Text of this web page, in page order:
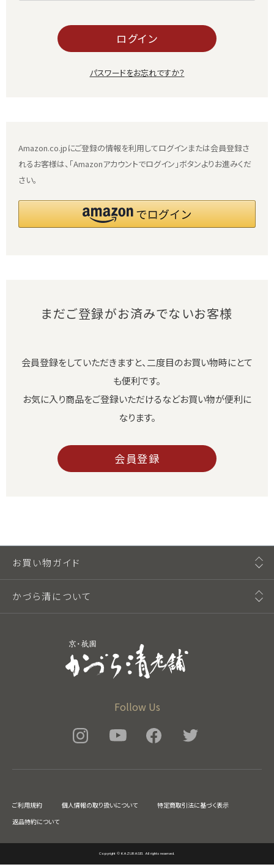
ログイン
パスワードをお忘れですか？
Amazon.co.jpにご登録の情報を利用してログインまたは会員登録さ
れるお客様は、「Amazonアカウントでログイン」ボタンよりお進みくだ
さい。
まだご登録がお済みでないお客様
会員登録をしていただきますと、二度目のお買い物時にとて
も便利です。
お気に入り商品をご登録いただけるなどお買い物が便利に
なります。
会員登録
Follow Us
お買い物ガイド
かづら清について
ご利用規約 個人情報の取り扱いについて
特定商取引法に基づく表示
返品特約について
Copyright © KAZURASEI. All rights reserved.